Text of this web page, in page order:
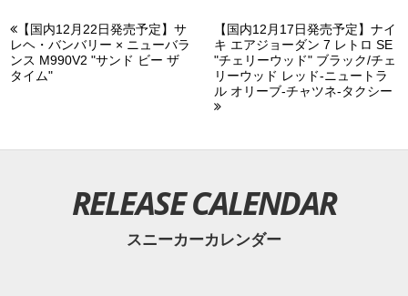
【国内12月22日発売予定】サ
レヘ・バンバリー × ニューバラ
ンス M990V2 "サンド ビー ザ
タイム"
【国内12月17日発売予定】ナイ
キ エアジョーダン 7 レトロ SE
"チェリーウッド" ブラック/チェ
リーウッド レッド-ニュートラ
ル オリーブ-チャツネ-タクシー
RELEASE CALENDAR
スニーカーカレンダー